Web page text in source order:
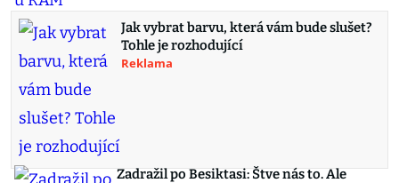
Jak vybrat barvu, která vám bude slušet?
Tohle je rozhodující
Reklama
Zadražil po Besiktasi: Štve nás to. Ale